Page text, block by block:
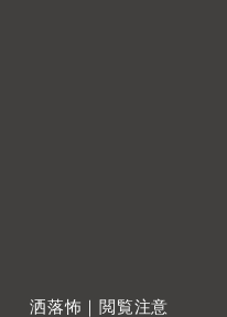
洒落怖｜閲覧注意